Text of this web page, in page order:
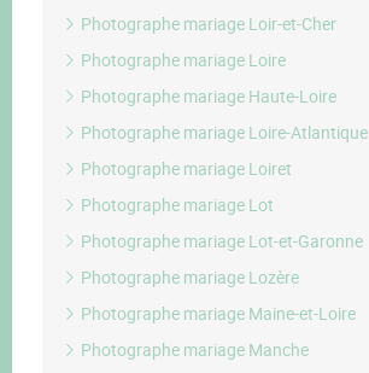
Photographe mariage Loir-et-Cher
Photographe mariage Loire
Photographe mariage Haute-Loire
Photographe mariage Loire-Atlantique
Photographe mariage Loiret
Photographe mariage Lot
Photographe mariage Lot-et-Garonne
Photographe mariage Lozère
Photographe mariage Maine-et-Loire
Photographe mariage Manche